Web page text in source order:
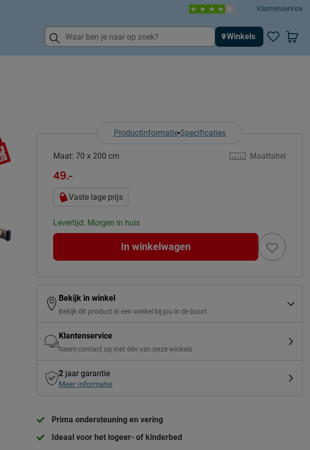
Klantenservice
Winkels
Productinformatie Specificaties
Maattabel
Maat: 70 x 200 cm
49.-
Vaste lage prijs
Levertijd: Morgen in huis
In winkelwagen
Bekijk in winkel
Bekijk dit product in een winkel bij jou in de buurt
Klantenservice
Neem contact op met één van onze winkels
2 jaar garantie
Meer informatie
Prima ondersteuning en vering
Ideaal voor het logeer- of kinderbed